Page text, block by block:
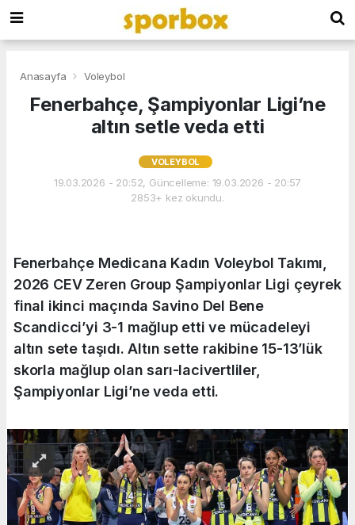
Anasayfa Voleybol
Fenerbahçe, Şampiyonlar Ligi’ne
altın setle veda etti
VOLEYBOL
19.03.2026 - 20:52, Güncelleme: 19.03.2026 - 20:57
2853+ kez okundu.
Fenerbahçe Medicana Kadın Voleybol Takımı,
2026 CEV Zeren Group Şampiyonlar Ligi çeyrek
final ikinci maçında Savino Del Bene
Scandicci’yi 3-1 mağlup etti ve mücadeleyi
altın sete taşıdı. Altın sette rakibine 15-13’lük
skorla mağlup olan sarı-lacivertliler,
Şampiyonlar Ligi’ne veda etti.